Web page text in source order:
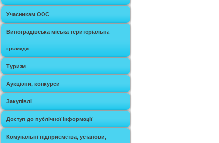
Учасникам ООС
Виноградівська міська територіальна
громада
Туризм
Аукціони, конкурси
Закупівлі
Доступ до публічної інформації
Комунальні підприємства, установи,